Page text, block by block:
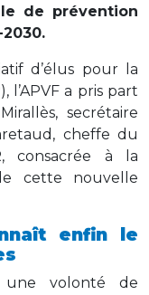
de prévention
d’élus pour la
l’APVF a pris part
secrétaire
cheffe du
consacrée à la
cette nouvelle
enfin le
une volonté de